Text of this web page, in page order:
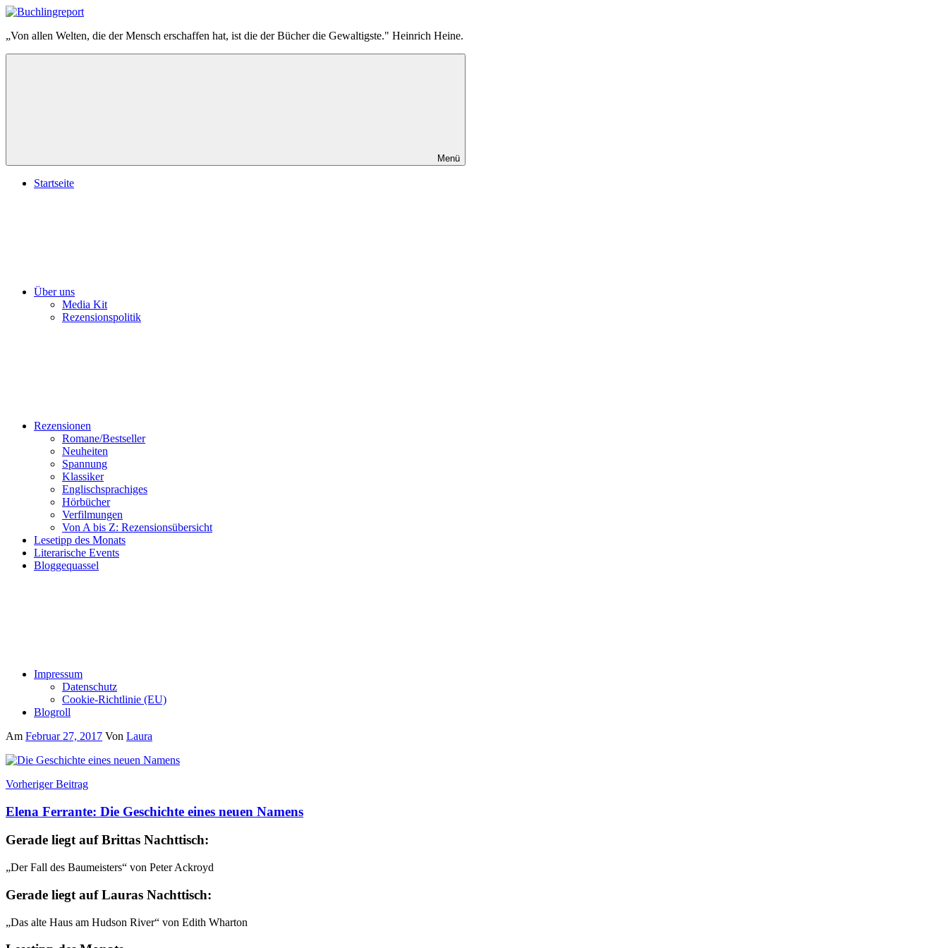
Zum
springen
Buchlingreport
„Von allen Welten, die der Mensch erschaffen hat, ist die der Bücher die Gewaltigste." Heinrich Heine.
Menü
Startseite
Über uns
Media Kit
Rezensionspolitik
Rezensionen
Romane/Bestseller
Neuheiten
Spannung
Klassiker
Englischsprachiges
Hörbücher
Verfilmungen
Von A bis Z: Rezensionsübersicht
Lesetipp des Monats
Literarische Events
Bloggequassel
Impressum
Datenschutz
Cookie-Richtlinie (EU)
Blogroll
Am Februar 27, 2017 Von Laura
Beitragsnavigation
Vorheriger Beitrag
Elena Ferrante: Die Geschichte eines neuen Namens
Gerade liegt auf Brittas Nachttisch:
„Der Fall des Baumeisters“ von Peter Ackroyd
Gerade liegt auf Lauras Nachttisch:
„Das alte Haus am Hudson River“ von Edith Wharton